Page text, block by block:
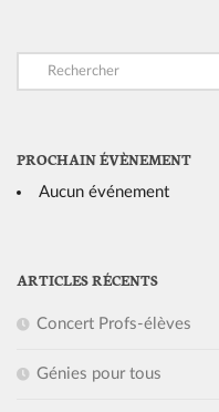
PROCHAIN ÉVÈNEMENT
Aucun événement
ARTICLES RÉCENTS
Concert Profs-élèves
Génies pour tous